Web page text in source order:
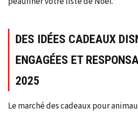
DES IDÉES CADEAUX
ENGAGÉES ET
2025
Le marché des cadeaux pour